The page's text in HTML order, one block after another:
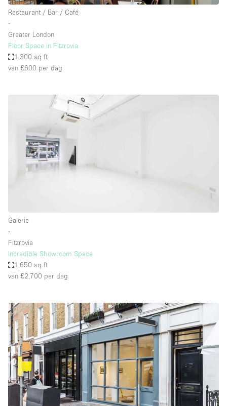
Restaurant / Bar / Café
∙
Greater London
Floor Space in Fitzrovia
1,300 sq ft
van £600 per dag
Galerie
∙
Fitzrovia
Incredible Showroom Space
1,650 sq ft
van £2,700 per dag